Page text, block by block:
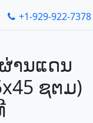
+1-929-922-7378
ານແດນ
ຊຕມ)